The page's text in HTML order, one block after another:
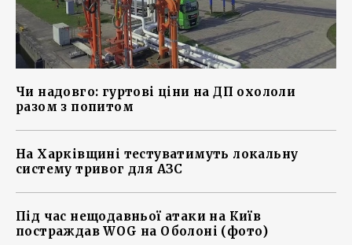
Чи надовго: гуртові ціни на ДП охололи
разом з попитом
На Харківщині тестуватимуть локальну
систему тривог для АЗС
Під час нещодавньої атаки на Київ
постраждав WOG на Оболоні (фото)